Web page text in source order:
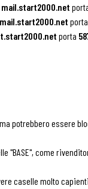
mail.start2000.net
mail.start2000.net porta
porta
potrebbero essere
"BASE", come
caselle molto